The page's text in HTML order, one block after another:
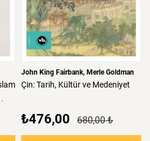
John King Fairbank Merle Goldman
Çin:Tarih, Kültürve Medeniyet
₺476,00 680,00 ₺